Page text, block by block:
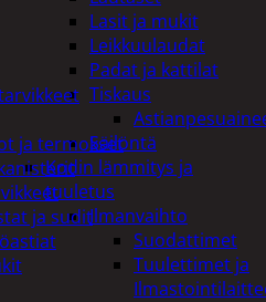
Lasit ja mukit
Leikkuulaudat
Padat ja kattilat
Tiskaus
Säilöntä
Kodin lämmitys ja
tuuletus
Ilmanvaihto
Suodattimet
Tuulettimet ja
ja termokset
ja sudit